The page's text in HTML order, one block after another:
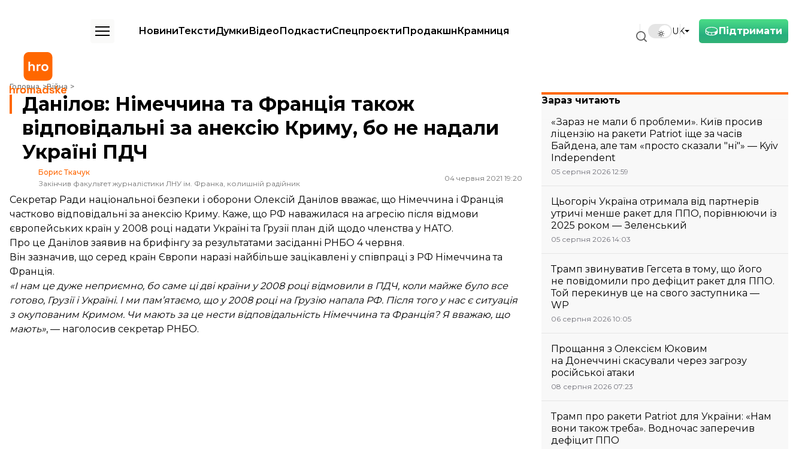
Підтримати
UK
НовиниТекстиДумкиВідеоПодкастиСпецпроєктиПродакшнКрамниця
Головна Війна
Данілов: Німеччина та Франція також відповідальні за анексію Криму, бо не надали Україні ПДЧ
Данілов: Німеччина та Франція також
відповідальні за анексію Криму, бо не надали
Україні ПДЧ
Борис Ткачук
Закінчив факультет журналістики ЛНУ ім. Франка, колишній радійник
04 червня 2021 19:20
Секретар Ради національної безпеки і оборони Олексій Данілов вважає, що Німеччина і Франція
частково відповідальні за анексію Криму. Каже, що РФ наважилася на агресію після відмови
європейських країн у 2008 році надати Україні та Грузії план дій щодо членства у НАТО.
Про це Данілов заявив на брифінгу за результатами засіданні РНБО 4 червня.
Він зазначив, що серед країн Європи наразі найбільше зацікавлені у співпраці з РФ Німеччина та
Франція.
«І нам це дуже неприємно, бо саме ці дві країни у 2008 році відмовили в ПДЧ, коли майже було все
готово, Грузії і Україні. І ми пам’ятаємо, що у 2008 році на Грузію напала РФ. Після того у нас є ситуація
з окупованим Кримом. Чи мають за це нести відповідальність Німеччина та Франція? Я вважаю, що
мають», — наголосив секретар РНБО.
Зараз читають
«Зараз не мали б проблеми». Київ просив
ліцензію на ракети Patriot іще за часів
Байдена, але там «просто сказали "ні"» — Kyiv
Independent
05 серпня 2026 12:59
Цьогоріч Україна отримала від партнерів
утричі менше ракет для ППО, порівнюючи із
2025 роком — Зеленський
05 серпня 2026 14:03
Трамп звинуватив Гегсета в тому, що його
не повідомили про дефіцит ракет для ППО.
Той перекинув це на свого заступника —
WP
06 серпня 2026 10:05
Прощання з Олексієм Юковим
на Донеччині скасували через загрозу
російської атаки
08 серпня 2026 07:23
Трамп про ракети Patriot для України: «Нам
вони також треба». Водночас заперечив
дефіцит ППО